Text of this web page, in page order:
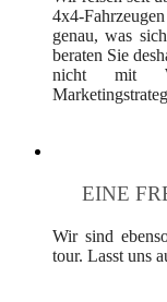
4x4-
genau, was
beraten Sie
nicht mit
EINE
Wir sind
tour. Lasst uns